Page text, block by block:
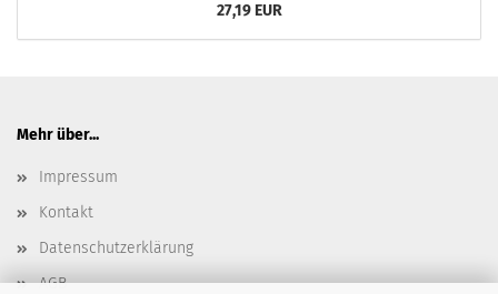
27,19 EUR
Mehr über...
Impressum
Kontakt
Datenschutzerklärung
AGB